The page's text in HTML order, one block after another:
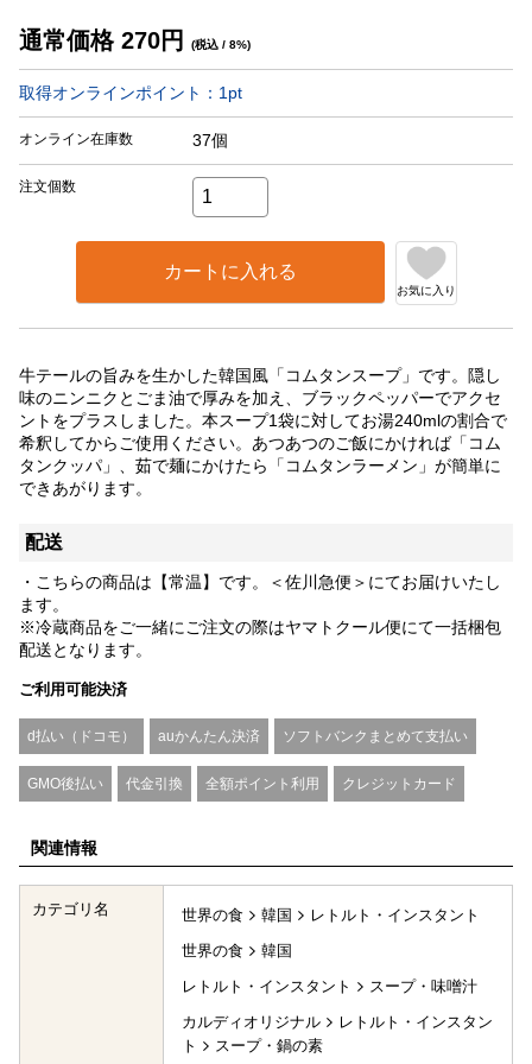
通常価格 270円 (税込 / 8%)
取得オンラインポイント： 1 pt
オンライン在庫数 37個
注文個数
カートに入れる
お気に入り
牛テールの旨みを生かした韓国風「コムタンスープ」です。隠し
味のニンニクとごま油で厚みを加え、ブラックペッパーでアクセ
ントをプラスしました。本スープ1袋に対してお湯240mlの割合で
希釈してからご使用ください。あつあつのご飯にかければ「コム
タンクッパ」、茹で麺にかけたら「コムタンラーメン」が簡単に
できあがります。
配送
・こちらの商品は【常温】です。＜佐川急便＞にてお届けいたし
ます。
※冷蔵商品をご一緒にご注文の際はヤマトクール便にて一括梱包
配送となります。
ご利用可能決済
d払い（ドコモ） auかんたん決済 ソフトバンクまとめて支払い
GMO後払い 代金引換 全額ポイント利用 クレジットカード
関連情報
カテゴリ名 世界の食 韓国
レトルト・インスタント
世界の食
韓国
レトルト・インスタント
スープ・味噌汁
カルディオリジナル
レトルト・インスタン
ト
スープ・鍋の素